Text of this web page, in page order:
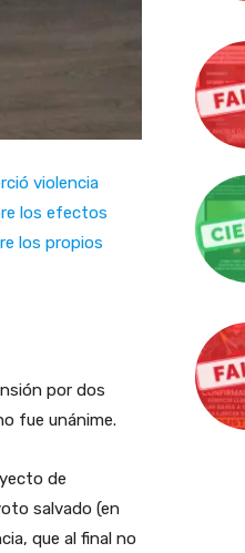
violencia
los efectos
los propios
por dos
fue unánime.
de
salvado (en
que al final no